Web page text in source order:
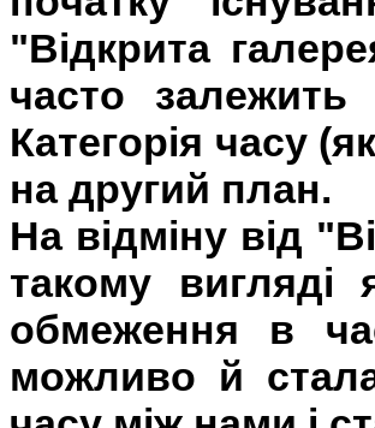
"Відкрита
часто
Категорія часу
на другий план.
На відміну від
такому вигляді
обмеження в
можливо й